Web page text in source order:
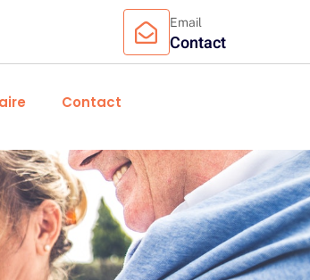
Email
Contact
Contact